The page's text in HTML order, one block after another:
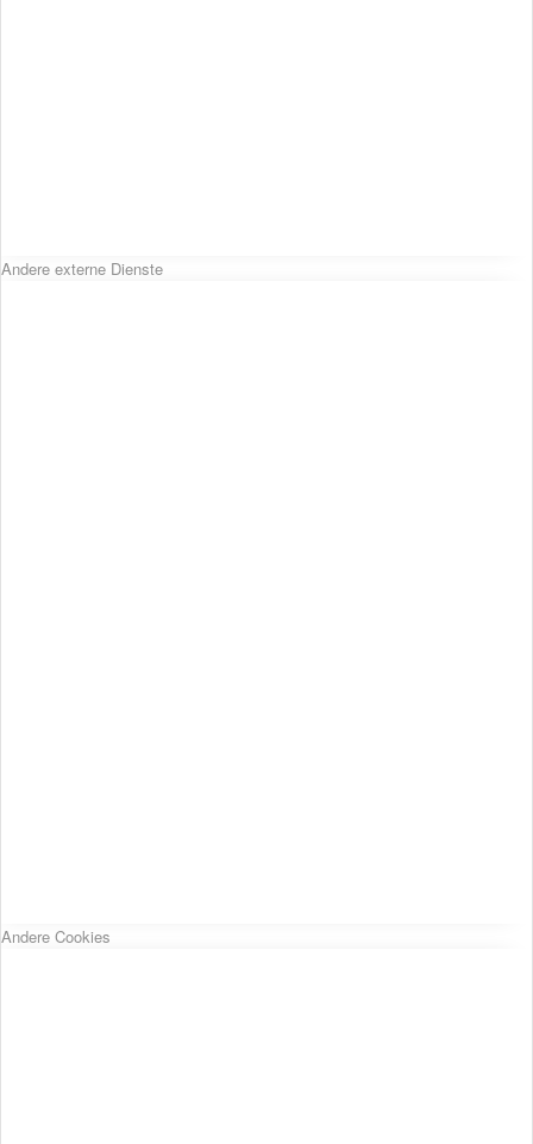
Andere externe Dienste
Andere Cookies